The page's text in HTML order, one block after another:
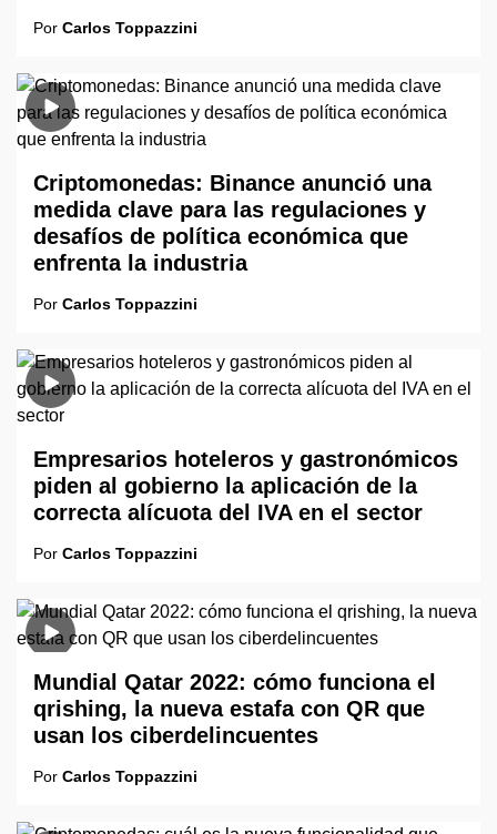
Por Carlos Toppazzini
Criptomonedas: Binance anunció una
medida clave para las regulaciones y
desafíos de política económica que
enfrenta la industria
Por Carlos Toppazzini
Empresarios hoteleros y gastronómicos
piden al gobierno la aplicación de la
correcta alícuota del IVA en el sector
Por Carlos Toppazzini
Mundial Qatar 2022: cómo funciona el
qrishing, la nueva estafa con QR que
usan los ciberdelincuentes
Por Carlos Toppazzini